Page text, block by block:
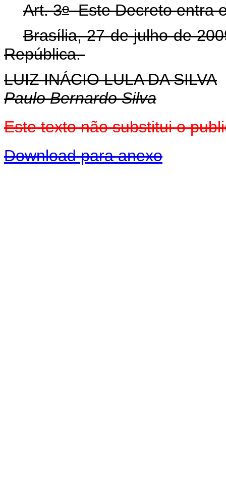
Art. 3oEste Decreto entra
Brasília, 27 de julho de
República.
LUIZ INÁCIO LULA DA SILVA
Paulo Bernardo Silva
Estetexto não substitui o
Download para anexo